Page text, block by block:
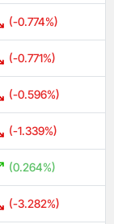
(-0.774%)
(-0.771%)
(-0.596%)
(-1.339%)
(0.264%)
(-3.282%)